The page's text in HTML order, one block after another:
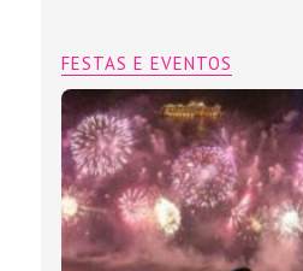
FESTAS E EVENTOS